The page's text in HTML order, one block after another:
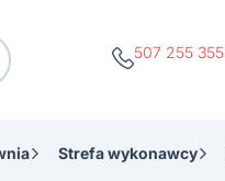
507 255 355
Strefa wykonawcy